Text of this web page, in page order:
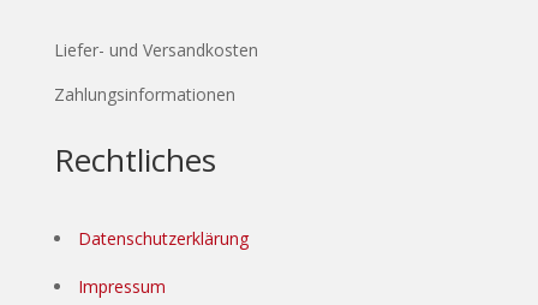
Liefer- und Versandkosten
Zahlungsinformationen
Rechtliches
Datenschutzerklärung
Impressum